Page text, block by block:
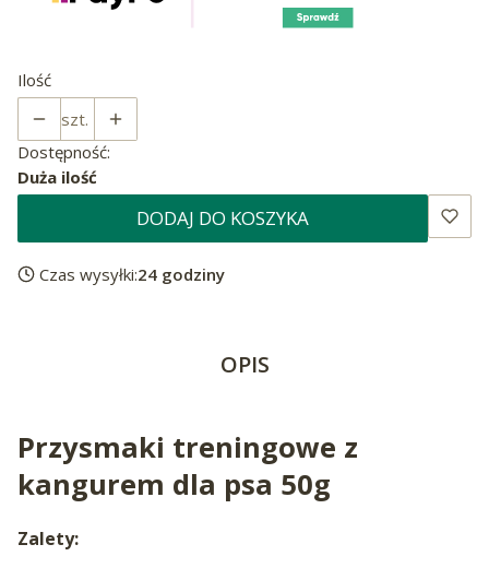
Ilość
szt.
Dostępność:
Duża ilość
DODAJ DO KOSZYKA
Czas wysyłki:24 godziny
OPIS
Przysmaki treningowe z
kangurem dla psa 50g
Zalety: